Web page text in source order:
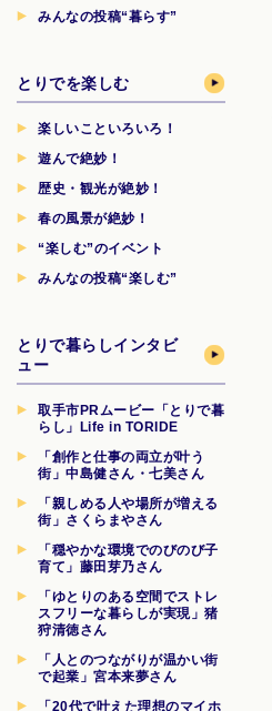
みんなの投稿“暮らす”
とりでを楽しむ
楽しいこといろいろ！
遊んで絶妙！
歴史・観光が絶妙！
春の風景が絶妙！
“楽しむ”のイベント
みんなの投稿“楽しむ”
とりで暮らしインタビ
ュー
取手市PRムービー「とりで暮
らし」Life in TORIDE
「創作と仕事の両立が叶う
街」中島健さん・七美さん
「親しめる人や場所が増える
街」さくらまやさん
「穏やかな環境でのびのび子
育て」藤田芽乃さん
「ゆとりのある空間でストレ
スフリーな暮らしが実現」猪
狩清徳さん
「人とのつながりが温かい街
で起業」宮本来夢さん
「20代で叶えた理想のマイホ